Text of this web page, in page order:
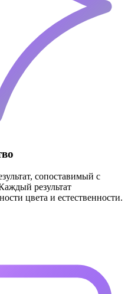
сопоставимый с
результат
цвета и естественности.